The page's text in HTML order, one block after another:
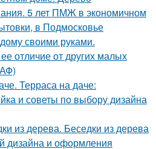
5 лет ПМЖ в экономичном
в Подмосковье
своими руками.
отличие от других малых
Терраса на даче:
и советы по выбору дизайна
из дерева. Беседки из дерева
дизайна и оформления